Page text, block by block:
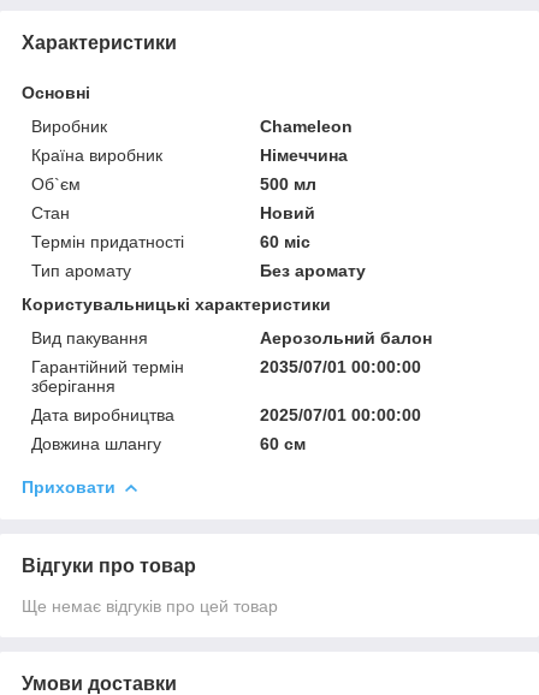
Характеристики
Основні
Виробник
Chameleon
Країна виробник
Німеччина
Об`єм
500 мл
Стан
Новий
Термін придатності
60 міс
Тип аромату
Без аромату
Користувальницькі характеристики
Вид пакування
Аерозольний балон
Гарантійний термін
зберігання
2035/07/01 00:00:00
Дата виробництва
2025/07/01 00:00:00
Довжина шлангу
60 см
Приховати
Відгуки про товар
Ще немає відгуків про цей товар
Умови доставки